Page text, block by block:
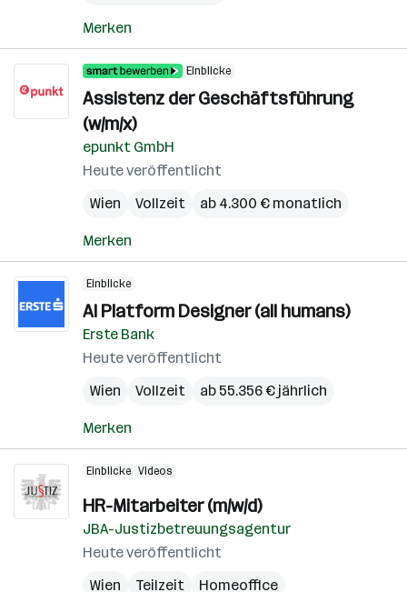
Merken
Einblicke
Assistenz der Geschäftsführung
(w/m/x)
epunkt GmbH
Heute veröffentlicht
Wien
Vollzeit ab 4.300 € monatlich
Merken
Einblicke
AI Platform Designer (all humans)
Erste Bank
Heute veröffentlicht
Wien
Vollzeit ab 55.356 € jährlich
Merken
Einblicke Videos
HR-Mitarbeiter (m/w/d)
JBA-Justizbetreuungsagentur
Heute veröffentlicht
Wien
Teilzeit Homeoffice